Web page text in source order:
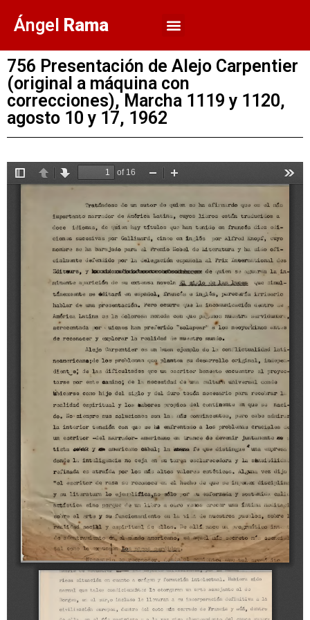
Ángel Rama
756 Presentación de Alejo Carpentier
(original a máquina con
correcciones), Marcha 1119 y 1120,
agosto 10 y 17, 1962